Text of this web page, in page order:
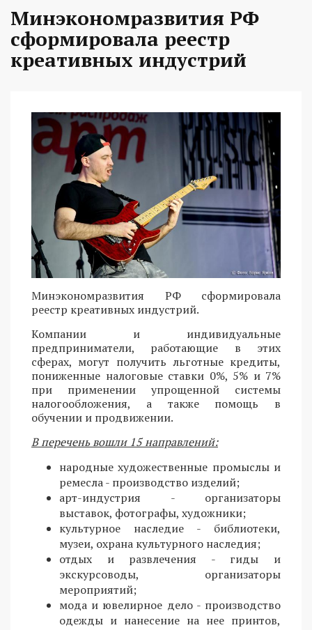
Минэкономразвития РФ
сформировала реестр
креативных индустрий
Минэкономразвития РФ сформировала
реестр креативных индустрий.
Компании и индивидуальные
предприниматели, работающие в этих
сферах, могут получить льготные кредиты,
пониженные налоговые ставки 0%, 5% и 7%
при применении упрощенной системы
налогообложения, а также помощь в
обучении и продвижении.
В перечень вошли 15 направлений:
народные художественные промыслы и
ремесла - производство изделий;
арт-индустрия - организаторы
выставок, фотографы, художники;
культурное наследие - библиотеки,
музеи, охрана культурного наследия;
отдых и развлечения - гиды и
экскурсоводы, организаторы
мероприятий;
мода и ювелирное дело - производство
одежды и нанесение на нее принтов,